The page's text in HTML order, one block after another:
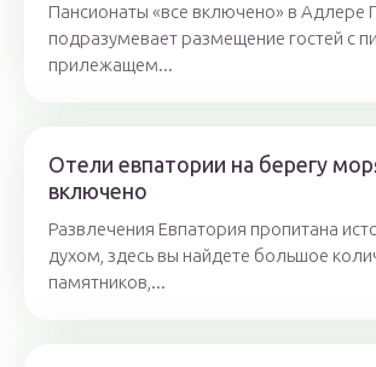
Пансионаты «все включено» в Адлере
подразумевает размещение гостей с
прилежащем...
Отели евпатории на берегу
включено
Развлечения Евпатория пропитана
духом, здесь вы найдете большое
памятников,...